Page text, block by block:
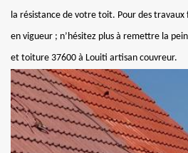
la résistance de votre toit. Pour des
en vigueur ; n’hésitez plus à remettre la
et toiture 37600 à Louiti artisan couvreur.